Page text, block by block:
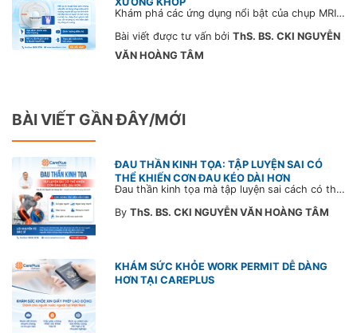
Khám phá các ứng dụng nổi bật của chụp MRI trong chẩn đoán và theo dõi điều trị bệnh lý cơ xương khớp. Công nghệ MRI tích hợp trí tuệ nhân tạo AI tại CarePlus giúp khảo sát chi tiết cơ, khớp và cột sống nhanh chóng, chính xác, nhẹ nhàng, hỗ trợ phát hiện sớm tổn thương và theo dõi điều trị hiệu quả.
Bài viết được tư vấn bởi ThS. BS. CKI NGUYỄN
VĂN HOÀNG TÂM
BÀI VIẾT GẦN ĐÂY/MỚI
ĐAU THẦN KINH TỌA: TẬP LUYỆN SAI CÓ
THỂ KHIẾN CƠN ĐAU KÉO DÀI HƠN
Đau thần kinh tọa mà tập luyện sai cách có thể khiến cơn đau trở nặng và kéo dài thời gian hồi phục. Tham khảo chia sẻ của Bác sĩ CarePlus để nắm các động tác cần tránh và có góc nhìn đúng về phương pháp điều trị phù hợp trong bài viết sau.
By ThS. BS. CKI NGUYỄN VĂN HOÀNG TÂM
KHÁM SỨC KHỎE WORK PERMIT DỄ DÀNG
HƠN TẠI CAREPLUS